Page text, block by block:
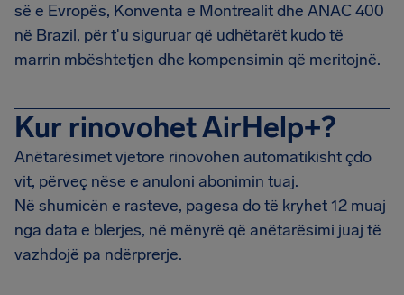
së e Evropës, Konventa e Montrealit dhe ANAC 400
në Brazil, për t'u siguruar që udhëtarët kudo të
marrin mbështetjen dhe kompensimin që meritojnë.
Kur rinovohet AirHelp+?
Anëtarësimet vjetore rinovohen automatikisht çdo
vit, përveç nëse e anuloni abonimin tuaj.
Në shumicën e rasteve, pagesa do të kryhet 12 muaj
nga data e blerjes, në mënyrë që anëtarësimi juaj të
vazhdojë pa ndërprerje.